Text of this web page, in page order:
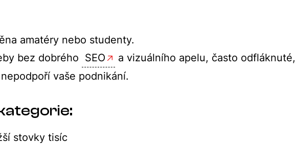
amatéry nebo studenty.
bez dobrého SEO
a vizuálního apelu, často odfláknuté,
vaše podnikání.
stovky tisíc